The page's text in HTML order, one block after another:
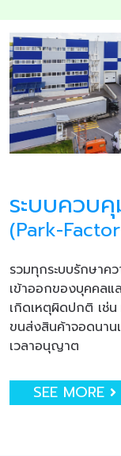
ระบบควบคุ
(Park-
รวมทุกระบบรักษาค
เข้าออกของบุคคลแ
เกิดเหตุผิดปกติ เช่
ขนส่งสินค้าจอดนา
เวลาอนุญาต
SEE MORE